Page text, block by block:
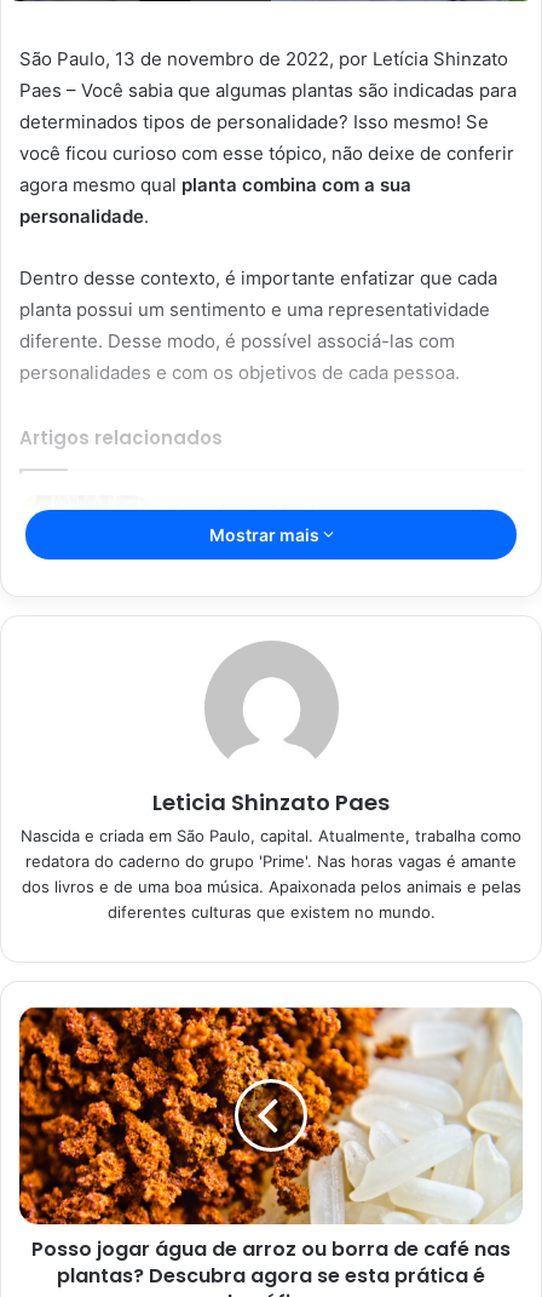
São Paulo, 13 de novembro de 2022, por Letícia Shinzato
Paes – Você sabia que algumas plantas são indicadas para
determinados tipos de personalidade? Isso mesmo! Se
você ficou curioso com esse tópico, não deixe de conferir
agora mesmo qual planta combina com a sua
personalidade.
Dentro desse contexto, é importante enfatizar que cada
planta possui um sentimento e uma representatividade
diferente. Desse modo, é possível associá-las com
personalidades e com os objetivos de cada pessoa.
Artigos relacionados
Espada de São Jorge; com essas dicas
incríveis, sua planta vai durar mais;
Segredos da jardinagem para
iniciantes: não deixe as suas
plantinhas morrerem
08/01/2023
Abaixo, você poderá encontrar aplanta que combina com
a sua personalidade. Além disso, poderá também ficar por
dentro da representatividade e significado de cada uma
Bromélia
As bromélias, também conhecidas comoTillandsia, são
mais do que indicadas para as pessoas que vivem em
espaço pequeno e trabalham com a criatividade. Isso
devido ao fato de que o seu simbolismo está ligado com a
liberdade.
Além disso, vale destacar que a bromélia é uma das
plantas mais fáceis de se cultivar. Desse modo, elas são
Mostrar mais
Leticia Shinzato Paes
Nascida e criada em São Paulo, capital. Atualmente, trabalha como
redatora do caderno do grupo 'Prime'. Nas horas vagas é amante
dos livros e de uma boa música. Apaixonada pelos animais e pelas
diferentes culturas que existem no mundo.
Posso jogar água de arroz ou borra de café nas
plantas? Descubra agora se esta prática é